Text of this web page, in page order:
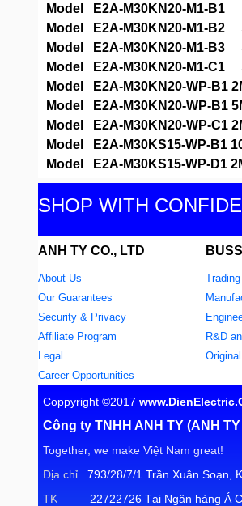
Model E2A-M30KN20-M1-B1
Model E2A-M30KN20-M1-B2
Model E2A-M30KN20-M1-B3
Model E2A-M30KN20-M1-C1
Model E2A-M30KN20-WP-B1
Model E2A-M30KN20-WP-B1
Model E2A-M30KN20-WP-C1
Model E2A-M30KS15-WP-B1
Model E2A-M30KS15-WP-D1
SHOP WITH
ANH TY CO., LTD
About Us
Our Guarantees
Security & Privacy
Affiliate Program
Legal
Career Opportunities
Trading
R&D
Coppyright ©2017
Công ty TNHH ANH TY (ANH
Together, we make Việt Nam great!
Địa chỉ793/28/7/1 Trần Xuân Soạn,
TK22722726 Tại Ngân hàng Á